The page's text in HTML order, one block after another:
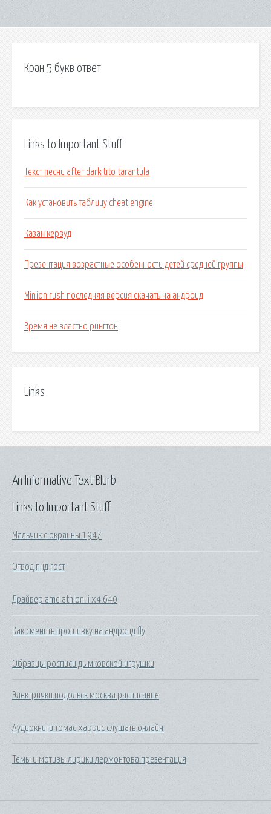
Кран 5 букв ответ
Links to Important Stuff
Текст песни after dark tito tarantula
Как установить таблицу cheat engine
Казан кервуд
Презентация возрастные особенности детей средней группы
Minion rush последняя версия скачать на андроид
Время не властно рингтон
Links
Links to Important Stuff
Мальчик с окраины 1947
Отвод пнд гост
Драйвер amd athlon ii x4 640
Как сменить прошивку на андроид fly
Образцы росписи дымковской игрушки
Электрички подольск москва расписание
Аудиокниги томас харрис слушать онлайн
Темы и мотивы лирики лермонтова презентация
An Informative Text Blurb